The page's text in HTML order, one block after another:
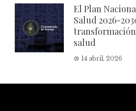
El Plan
Salud 2026-
salud
14 abril, 2026